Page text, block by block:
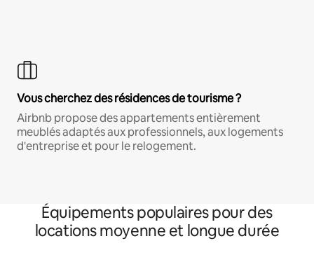
Vous cherchez des résidences de tourisme ?
Airbnb propose des appartements entièrement
meublés adaptés aux professionnels, aux logements
d'entreprise et pour le relogement.
Équipements populaires pour des
locations moyenne et longue durée